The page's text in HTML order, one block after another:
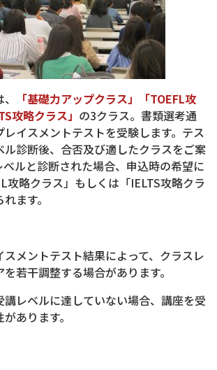
「基礎力アップクラス」「TOEFL攻
攻略クラス」 の3クラス。書類選考通
イスメントテストを受験します。テス
ル診断後、合否及び適したクラスをご案
ルと診断された場合、申込時の希望に
攻略クラス」もしくは「IELTS攻略クラ
ます。
メントテスト結果によって、クラスレ
若干調整する場合があります。
レベルに達していない場合、講座を受
あります。